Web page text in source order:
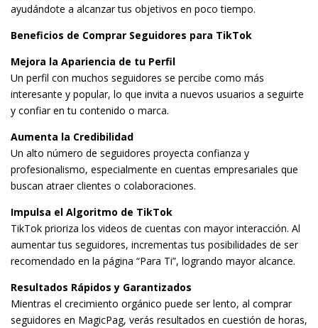
ayudándote a alcanzar tus objetivos en poco tiempo.
Beneficios de Comprar Seguidores para TikTok
Mejora la Apariencia de tu Perfil
Un perfil con muchos seguidores se percibe como más
interesante y popular, lo que invita a nuevos usuarios a seguirte
y confiar en tu contenido o marca.
Aumenta la Credibilidad
Un alto número de seguidores proyecta confianza y
profesionalismo, especialmente en cuentas empresariales que
buscan atraer clientes o colaboraciones.
Impulsa el Algoritmo de TikTok
TikTok prioriza los videos de cuentas con mayor interacción. Al
aumentar tus seguidores, incrementas tus posibilidades de ser
recomendado en la página “Para Ti”, logrando mayor alcance.
Resultados Rápidos y Garantizados
Mientras el crecimiento orgánico puede ser lento, al comprar
seguidores en MagicPag, verás resultados en cuestión de horas,